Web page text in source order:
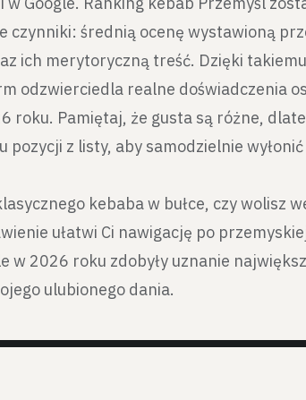
czynniki: średnią ocenę wystawioną
ich merytoryczną treść. Dzięki takiemu
odzwierciedla realne doświadczenia
roku. Pamiętaj, że gusta są różne,
z listy, aby samodzielnie wyłonić
kebaba w bułce, czy wolisz
ułatwi Ci nawigację po
w 2026 roku zdobyły uznanie
ulubionego dania.